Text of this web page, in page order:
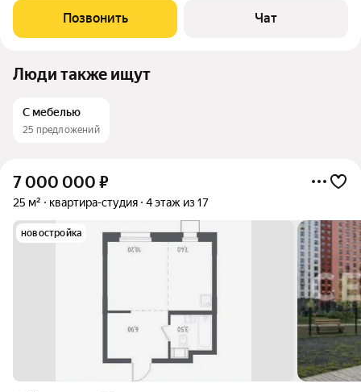
Позвонить Чат
Люди также ищут
С мебелью
25 предложений
7 000 000 ₽
25 м² квартира-студия 4 этаж из 17
новостройка